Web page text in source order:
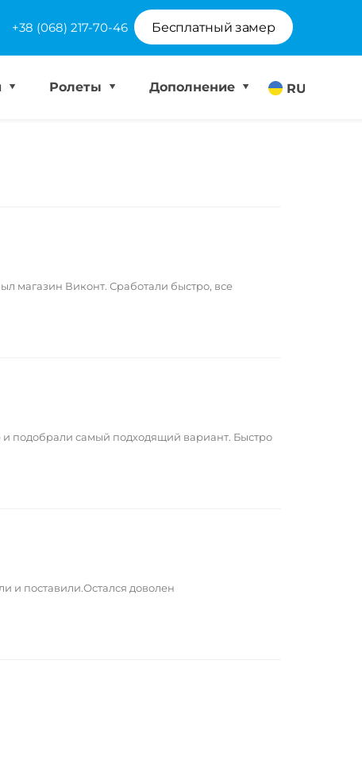
+38 (068) 217-70-46 Бесплатный замер
RU
Ролеты Дополнение
магазин Виконт. Сработали быстро, все
подобрали самый подходящий вариант. Быстро
и поставили.Остался доволен